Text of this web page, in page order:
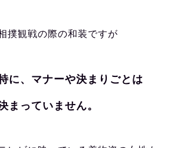
撲観戦の際の和装ですが
に、マナーや決まりごとは
まっていません。